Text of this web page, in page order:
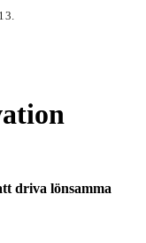
driva lönsamma